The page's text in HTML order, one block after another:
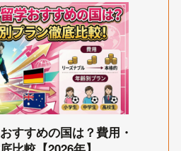
すすめの国は？費用・